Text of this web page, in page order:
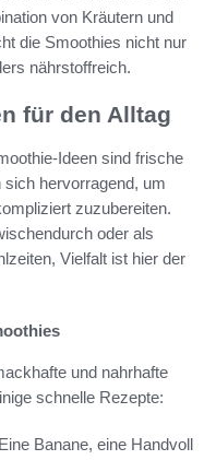
von Kräutern und
die Smoothies nicht nur
nährstoffreich.
für den Alltag
Ideen sind frische
hervorragend, um
zuzubereiten.
oder als
Vielfalt ist hier der
und nahrhafte
schnelle Rezepte:
Eine Banane, eine Handvoll